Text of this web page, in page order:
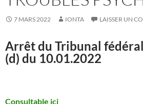
7 MARS 2022 IONTA LAISSER UN
Arrêt du Tribunal fédéral
(d) du 10.01.2022
Consultable ici